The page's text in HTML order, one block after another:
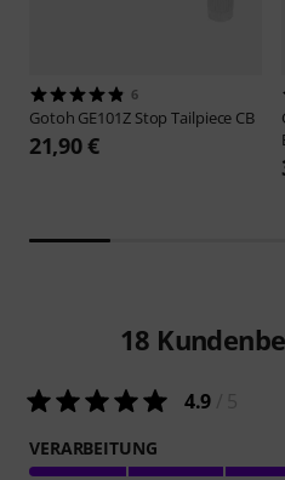
6
Gotoh GE101Z Stop Tailpiece CB
21,90 €
18
4.9
VERARBEITUNG